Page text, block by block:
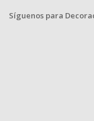
Síguenos para